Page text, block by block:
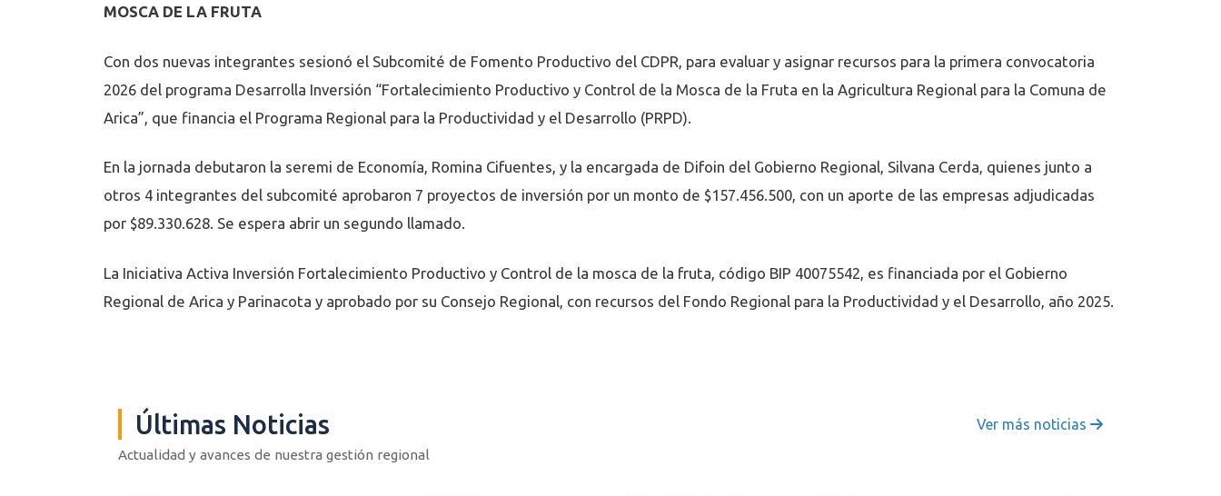
MOSCA DE LA FRUTA
Con dos nuevas integrantes sesionó el Subcomité de Fomento Productivo del CDPR, para evaluar y asignar recursos para la primera convocatoria
2026 del programa Desarrolla Inversión “Fortalecimiento Productivo y Control de la Mosca de la Fruta en la Agricultura Regional para la Comuna de
Arica”, que financia el Programa Regional para la Productividad y el Desarrollo (PRPD).
En la jornada debutaron la seremi de Economía, Romina Cifuentes, y la encargada de Difoin del Gobierno Regional, Silvana Cerda, quienes junto a
otros 4 integrantes del subcomité aprobaron 7 proyectos de inversión por un monto de $157.456.500, con un aporte de las empresas adjudicadas
por $89.330.628. Se espera abrir un segundo llamado.
La Iniciativa Activa Inversión Fortalecimiento Productivo y Control de la mosca de la fruta, código BIP 40075542, es financiada por el Gobierno
Regional de Arica y Parinacota y aprobado por su Consejo Regional, con recursos del Fondo Regional para la Productividad y el Desarrollo, año 2025.
Últimas Noticias Ver más noticias
Actualidad y avances de nuestra gestión regional